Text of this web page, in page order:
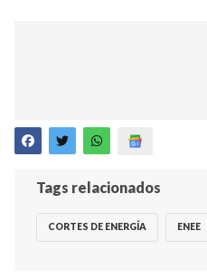
Tags relacionados
CORTES DE ENERGÍA ENEE